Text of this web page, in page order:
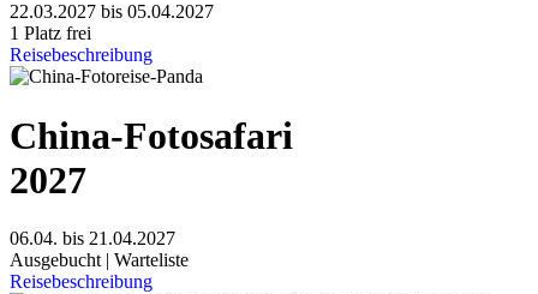
22.03.2027 bis 05.04.2027
1 Platz frei
Reisebeschreibung
China-Fotosafari
2027
06.04. bis 21.04.2027
Ausgebucht | Warteliste
Reisebeschreibung